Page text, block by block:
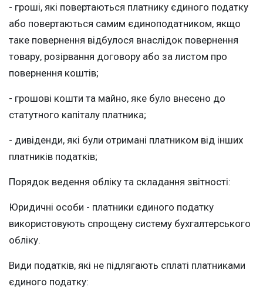
- гроші, які повертаються платнику єдиного податку
або повертаються самим єдиноподатником, якщо
таке повернення відбулося внаслідок повернення
товару, розірвання договору або за листом про
повернення коштів;
- грошові кошти та майно, яке було внесено до
статутного капіталу платника;
- дивіденди, які були отримані платником від інших
платників податків;
Порядок ведення обліку та складання звітності:
Юридичні особи - платники єдиного податку
використовують спрощену систему бухгалтерського
обліку.
Види податків, які не підлягають сплаті платниками
єдиного податку: